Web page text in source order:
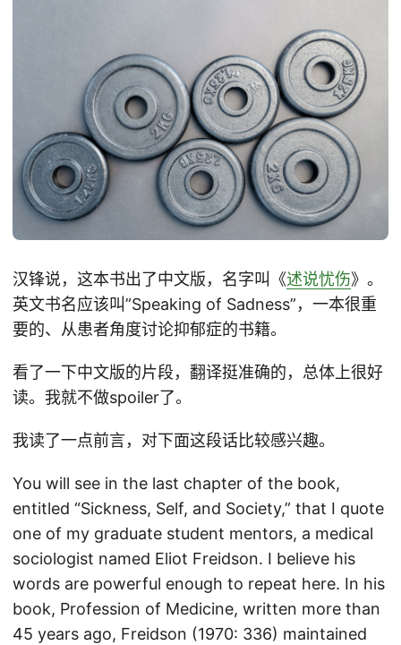
汉锋说，这本书出了中文版，名字叫《述说忧伤》。
英文书名应该叫”Speaking of Sadness”，一本很重
要的、从患者角度讨论抑郁症的书籍。
看了一下中文版的片段，翻译挺准确的，总体上很好
读。我就不做spoiler了。
我读了一点前言，对下面这段话比较感兴趣。
You will see in the last chapter of the book,
entitled “Sickness, Self, and Society,” that I quote
one of my graduate student mentors, a medical
sociologist named Eliot Freidson. I believe his
words are powerful enough to repeat here. In his
book, Profession of Medicine, written more than
45 years ago, Freidson (1970: 336) maintained